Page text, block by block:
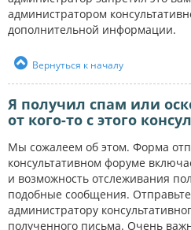
администратором
дополнительной информации.
Вернуться к началу
Я получил спам или
от кого-то с этого
Мы сожалеем об этом. Форма
консультативном форуме
и возможность отслеживания
подобные сообщения.
администратору
полученного письма. Очень